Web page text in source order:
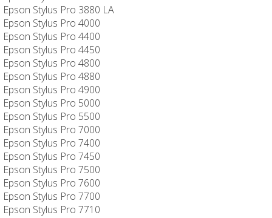
Epson Stylus Pro 3880 LA
Epson Stylus Pro 4000
Epson Stylus Pro 4400
Epson Stylus Pro 4450
Epson Stylus Pro 4800
Epson Stylus Pro 4880
Epson Stylus Pro 4900
Epson Stylus Pro 5000
Epson Stylus Pro 5500
Epson Stylus Pro 7000
Epson Stylus Pro 7400
Epson Stylus Pro 7450
Epson Stylus Pro 7500
Epson Stylus Pro 7600
Epson Stylus Pro 7700
Epson Stylus Pro 7710